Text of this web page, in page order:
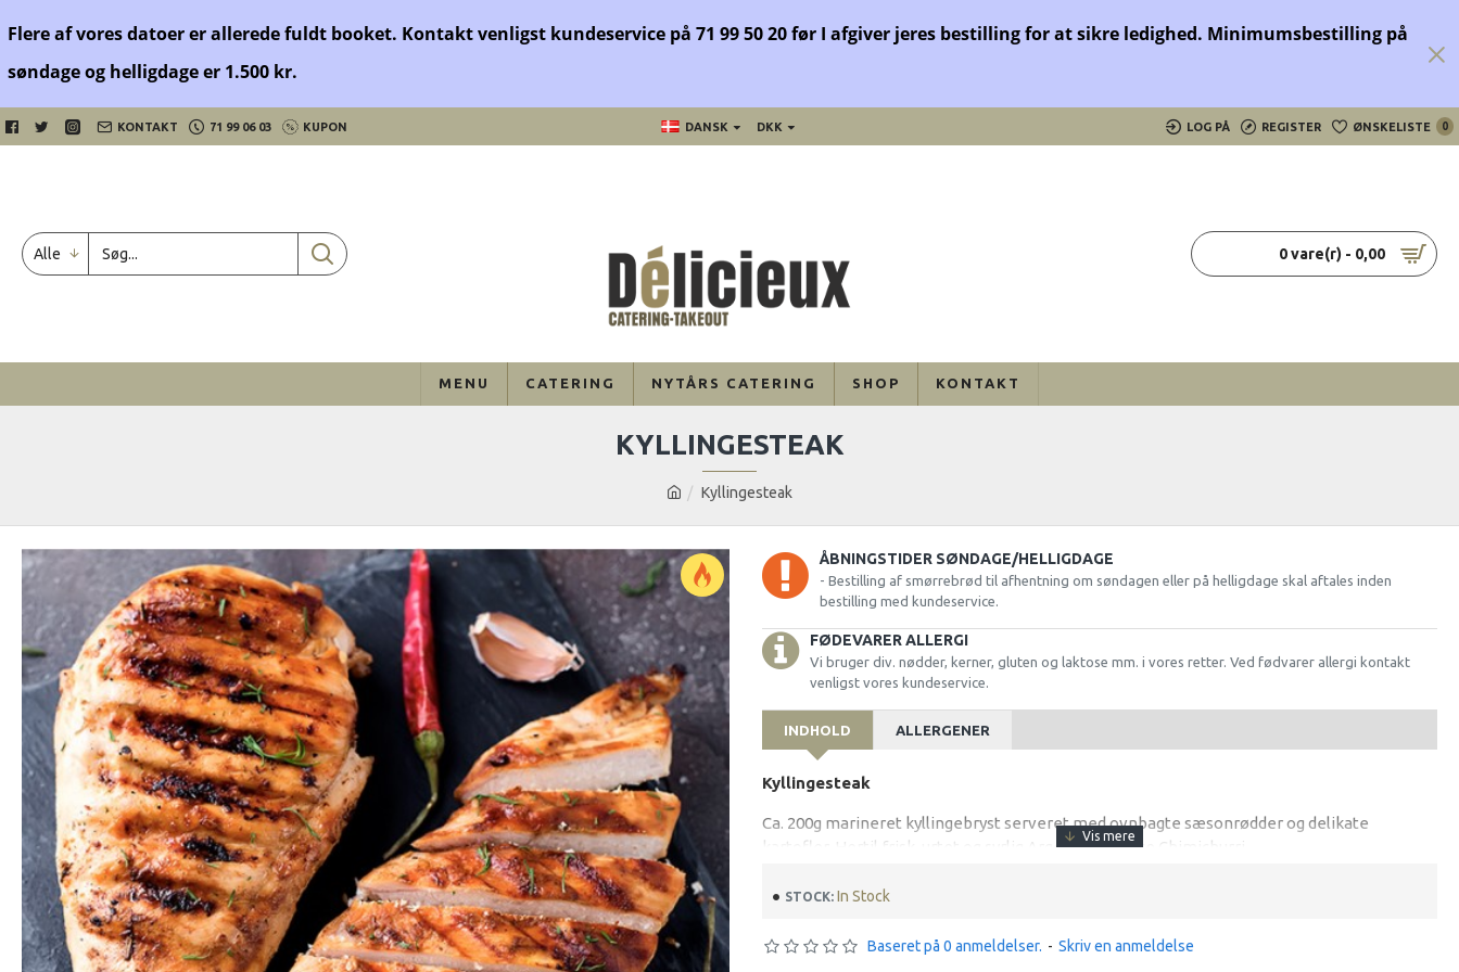
Flere af vores datoer er allerede fuldt booket. Kontakt venligst kundeservice på 71 99 50 20 før I afgiver jeres bestilling for at sikre ledighed. Minimumsbestilling på
søndage og helligdage er 1.500 kr.
KONTAKT 71 99 06 03 KUPON DANSK DKK LOG PÅ REGISTER ØNSKELISTE 0
Alle 0 vare(r) - 0,00
MENU CATERING NYTÅRS CATERING SHOP KONTAKT
Kyllingesteak
KYLLINGESTEAK
ÅBNINGSTIDER SØNDAGE/HELLIGDAGE
- Bestilling af smørrebrød til afhentning om søndagen eller på helligdage skal aftales inden
bestilling med kundeservice.
FØDEVARER ALLERGI
Vi bruger div. nødder, kerner, gluten og laktose mm. i vores retter. Ved fødvarer allergi kontakt
venligst vores kundeservice.
INDHOLD ALLERGENER
Kyllingesteak
Ca. 200g marineret kyllingebryst serveret med ovnbagte sæsonrødder og delikate
kartofler. Hertil frisk, urtet og syrlig Argentinsk sauce Chimichurri
STOCK: In Stock
Baseret på 0 anmeldelser. - Skriv en anmeldelse